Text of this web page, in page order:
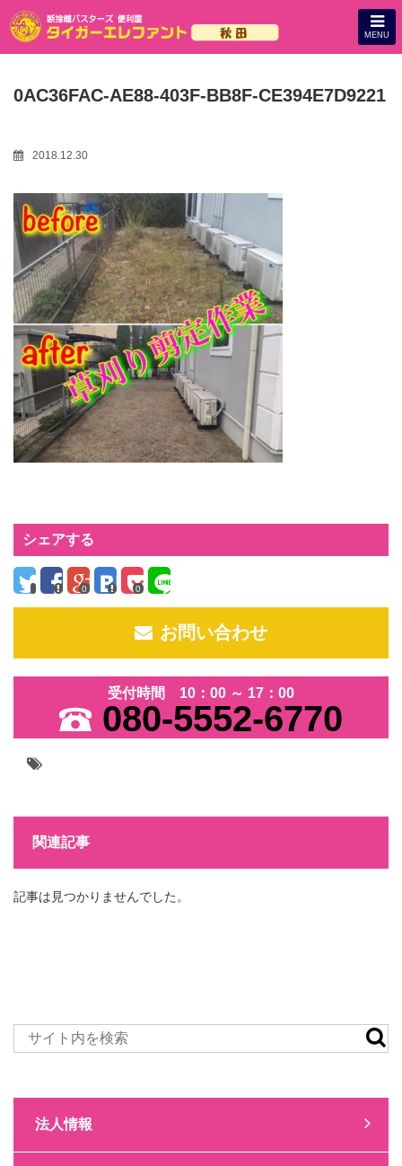
MENU
0AC36FAC-AE88-403F-BB8F-CE394E7D9221
2018.12.30
シェアする
0 0
お問い合わせ
受付時間 10：00 ～ 17：00
080-5552-6770
関連記事
記事は見つかりませんでした。
法人情報